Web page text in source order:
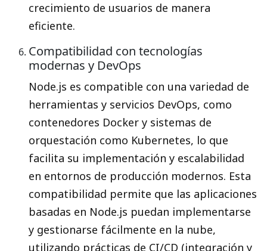
crecimiento de usuarios de manera
eficiente.
Compatibilidad con tecnologías
modernas y DevOps
Node.js es compatible con una variedad de
herramientas y servicios DevOps, como
contenedores Docker y sistemas de
orquestación como Kubernetes, lo que
facilita su implementación y escalabilidad
en entornos de producción modernos. Esta
compatibilidad permite que las aplicaciones
basadas en Node.js puedan implementarse
y gestionarse fácilmente en la nube,
utilizando prácticas de CI/CD (integración y